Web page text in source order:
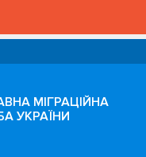
МІГРАЦІЙНА
УКРАЇНИ